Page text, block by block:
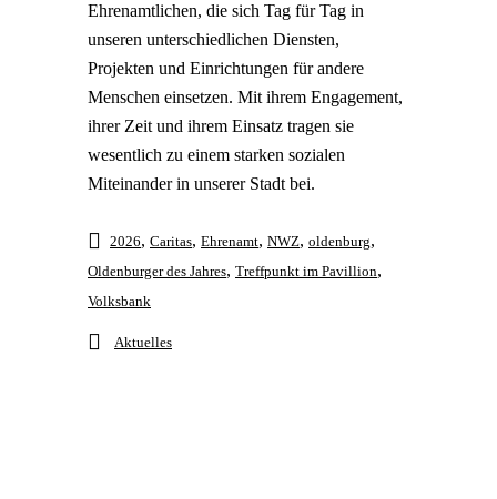
Ehrenamtlichen, die sich Tag für Tag in
unseren unterschiedlichen Diensten,
Projekten und Einrichtungen für andere
Menschen einsetzen. Mit ihrem Engagement,
ihrer Zeit und ihrem Einsatz tragen sie
wesentlich zu einem starken sozialen
Miteinander in unserer Stadt bei.
2026, Caritas, Ehrenamt, NWZ, oldenburg,
Oldenburger des Jahres, Treffpunkt im Pavillion,
Volksbank
Aktuelles